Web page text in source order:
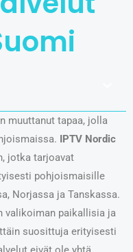
muuttanut tapaa, jolla
IPTV Nordic
jotka tarjoavat
pohjoismaisille
Norjassa ja Tanskassa.
valikoiman paikallisia ja
suosittuja erityisesti